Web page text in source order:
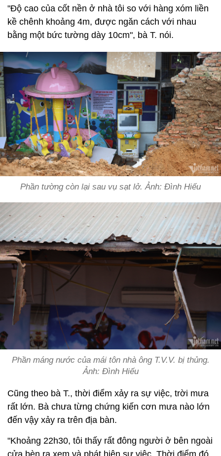
"Độ cao của cốt nền ở nhà tôi so với hàng xóm liền
kề chênh khoảng 4m, được ngăn cách với nhau
bằng một bức tường dày 10cm", bà T. nói.
Phần tường còn lại sau vụ sạt lở. Ảnh: Đình Hiếu
Phần máng nước của mái tôn nhà ông T.V.V. bị thủng.
Ảnh: Đình Hiếu
Cũng theo bà T., thời điểm xảy ra sự việc, trời mưa
rất lớn. Bà chưa từng chứng kiến cơn mưa nào lớn
đến vậy xảy ra trên địa bàn.
"Khoảng 22h30, tôi thấy rất đông người ở bên ngoài